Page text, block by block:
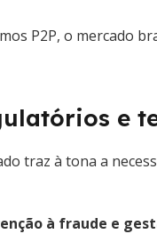
P2P, o mercado
e
traz à tona a
à fraude e